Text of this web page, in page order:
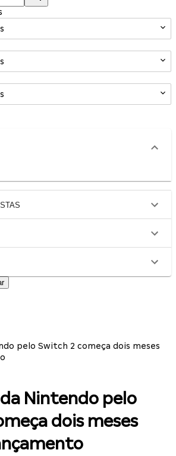
pelo Switch 2 começa dois meses
da Nintendo pelo
dois meses